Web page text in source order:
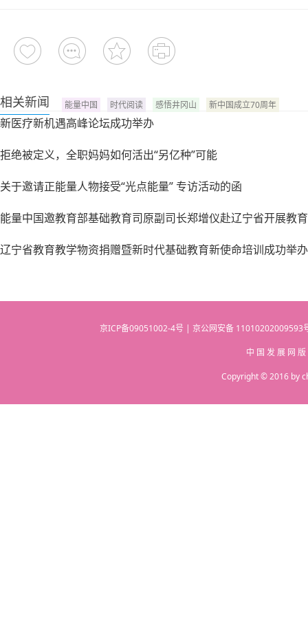
相关新闻 能量中国 时代阅读 感悟井冈山 新中国成立70周年
新医疗新机遇高峰论坛成功举办
拒绝被定义，全职妈妈如何活出“另亿种”可能
关于邀请正能量人物接受“光点能量” 专访活动的函
能量中国邀教育部基础教育司原副司长郑增仪赴辽宁省开展教
辽宁省教育教学物资捐赠暨新时代基础教育新使命培训成功举办
京ICP备09051002-4号 | 京公网安备
中 国 发 展 网
Copyright © 2016 by